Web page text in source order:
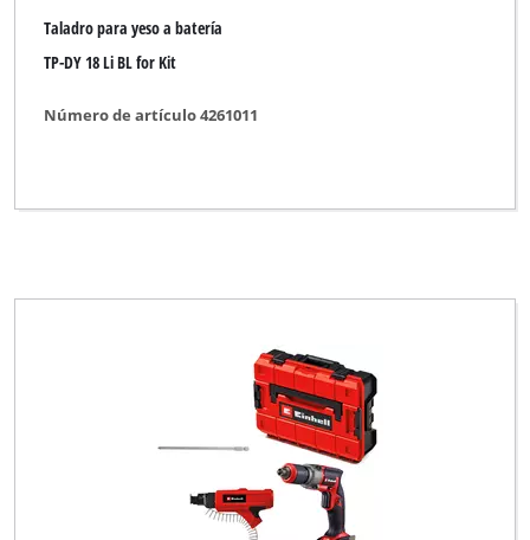
Taladro para yeso a batería
TP-DY 18 Li BL for Kit
Número de artículo 4261011